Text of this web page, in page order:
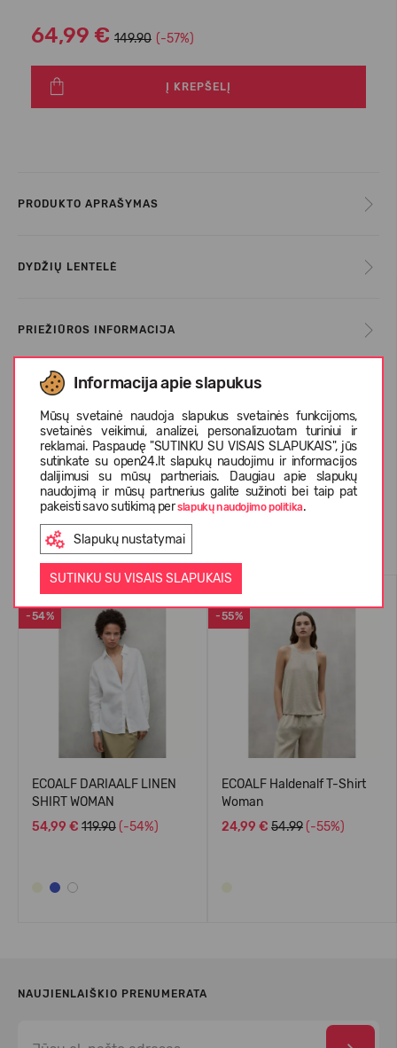
Informacija apie slapukus
Mūsų svetainė naudoja slapukus svetainės funkcijoms,
svetainės veikimui, analizei, personalizuotam turiniui ir
reklamai. Paspaudę "SUTINKU SU VISAIS SLAPUKAIS", jūs
sutinkate su open24.lt slapukų naudojimu ir informacijos
dalijimusi su mūsų partneriais. Daugiau apie slapukų
naudojimą ir mūsų partnerius galite sužinoti bei taip pat
pakeisti savo sutikimą perslapukų naudojimo politika.
Slapukų nustatymai
SUTINKU SU VISAIS SLAPUKAIS
64,99 € 149.90 (-57%)
Į KREPŠELĮ
PRODUKTO APRAŠYMAS
DYDŽIŲ LENTELĖ
PRIEŽIŪROS INFORMACIJA
APIE ECOALF
KLIENTŲ ATSILIEPIMAI (0)
Panašios prekės
-54%
ECOALF DARIAALF LINEN
SHIRT WOMAN
54,99 € 119.90 (-54%)
-55%
ECOALF Haldenalf T-Shirt
Woman
24,99 € 54.99 (-55%)
NAUJIENLAIŠKIO PRENUMERATA